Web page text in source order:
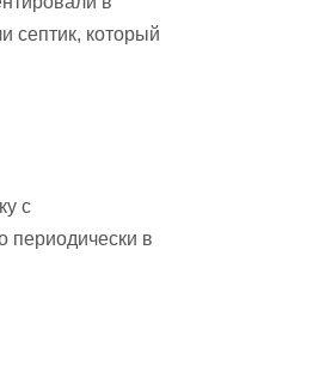
септик, который
с
периодически в